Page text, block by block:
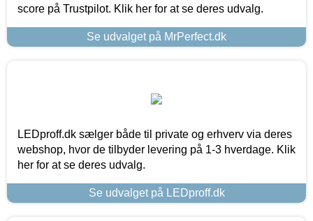
score på Trustpilot. Klik her for at se deres udvalg.
Se udvalget på MrPerfect.dk
LEDproff.dk sælger både til private og erhverv via deres
webshop, hvor de tilbyder levering på 1-3 hverdage. Klik
her for at se deres udvalg.
Se udvalget på LEDproff.dk